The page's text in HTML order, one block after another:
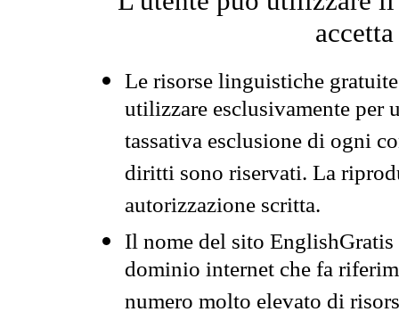
Le risorse linguistiche
utilizzare esclusivamente per
tassativa esclusione di ogni
diritti sono riservati. La
autorizzazione scritta.
Il nome del sito
dominio internet che fa
numero molto elevato di